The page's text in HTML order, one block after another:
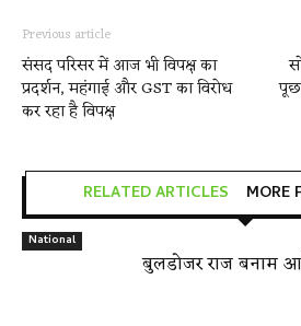
Previous article
संसद परिसर में आज भी विपक्ष का
प्रदर्शन, महंगाई और GST का विरोध
कर रहा है विपक्ष
RELATED ARTICLES MORE
National
बुलडोजर राज बनाम